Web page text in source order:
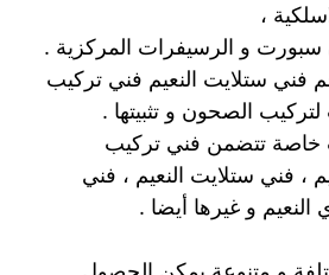
،
و الرسيفرات المركزية .
فني ستلايت النعيم فني تركيب
الصحون و تثبيتها .
خاصة تتضمن فني تركيب
، فني ستلايت النعيم ، فني
و غيرها أيضا .